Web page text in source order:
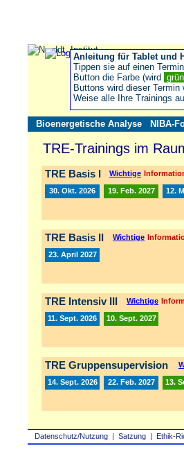
Datenschutz/Nutzung | Satzung | Ethik-
Bioenergetische Analyse NIBA-
TRE-Trainings im
TRE Basis I Wichtige
30. Okt. 2026 19. Feb. 2027 12.
TRE Basis II Wichtige
23. April 2027
TRE Intensiv III Wichtige
11. Sept. 2026 10. Sept. 2027
TRE Gruppensupervision
14. Sept. 2026 22. Feb. 2027 13.
Anleitung für Tablet und
Tippen sie auf einen
Button die Farbe (wird grün
Buttons wird dieser Termin
Weise alle Ihre Trainings